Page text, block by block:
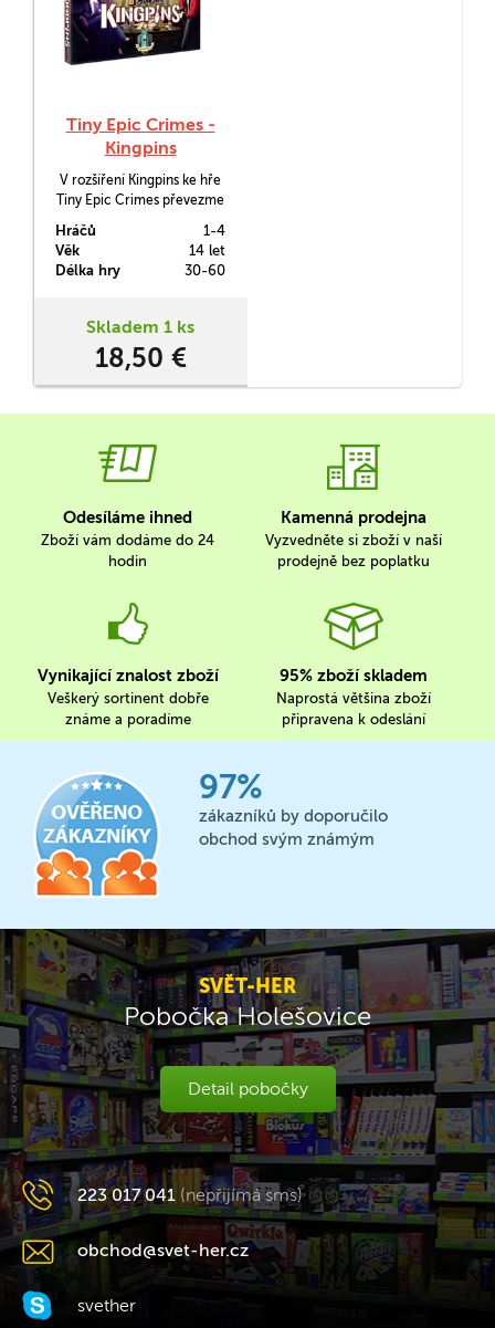
Tiny Epic Crimes -
Kingpins
V rozšíření Kingpins ke hře
Tiny Epic Crimes převezme
šesti mafiánských šéfů. Vy je
budete muset mazaně
odpravit, protože nebudou
zhoršovat vaše schopnosti
ústřední vraždy.
Hráčů
1-4
Věk
14 let
Délka hry
30-60
Skladem 1 ks
18,50 €
Odesíláme ihned
Zboží vám dodáme do 24
hodin
Kamenná prodejna
Vyzvedněte si zboží v naší
prodejně bez poplatku
Vynikající znalost zboží
Veškerý sortinent dobře
známe a poradíme
95% zboží skladem
Naprostá většina zboží
připravena k odeslání
97%
zákazníků by doporučilo
obchod svým známým
SVĚT-HER
Pobočka Holešovice
Detail pobočky
223 017 041 (nepřijímá sms)
obchod@svet-her.cz
svether